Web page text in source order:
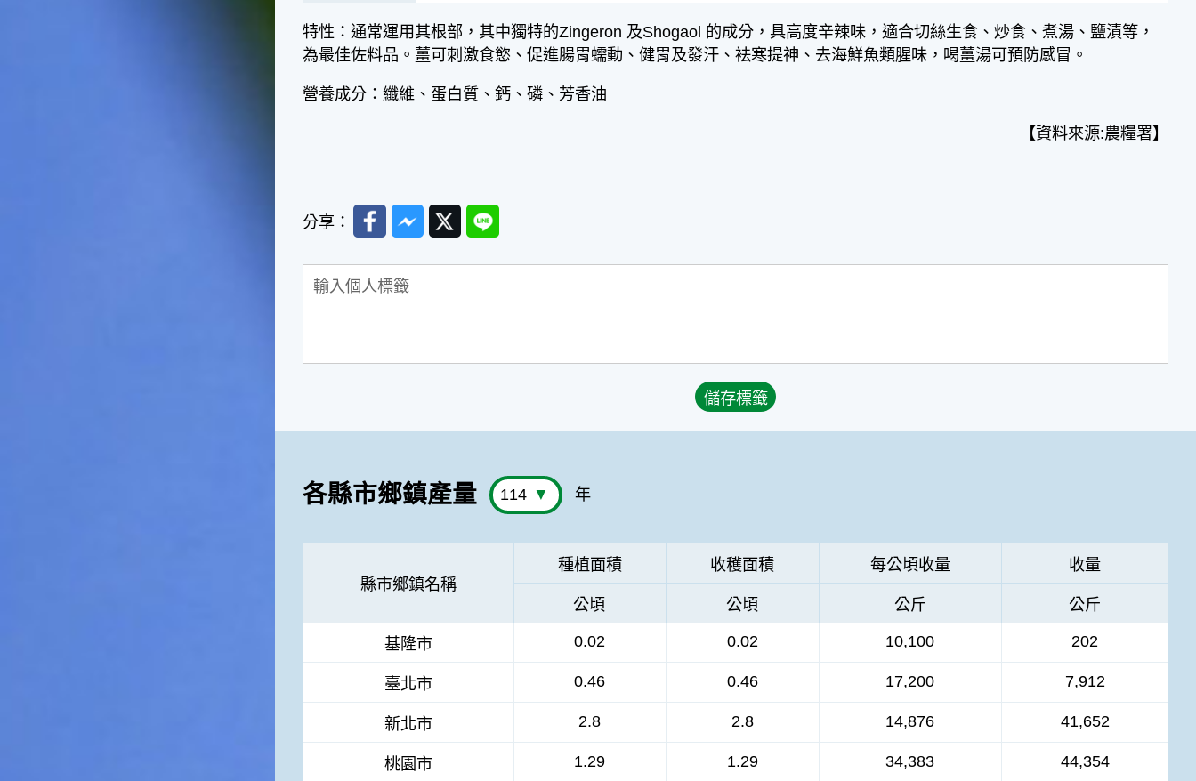
特性：通常運用其根部，其中獨特的Zingeron 及Shogaol 的成分，具高度辛辣味，適合切絲生食、炒食、煮湯、鹽漬等，
為最佳佐料品。薑可刺激食慾、促進腸胃蠕動、健胃及發汗、袪寒提神、去海鮮魚類腥味，喝薑湯可預防感冒。
營養成分：纖維、蛋白質、鈣、磷、芳香油
【資料來源:農糧署】
分享：
FacebookMessenger
TwitterLine
各縣市鄉鎮產量 年
縣市鄉鎮名稱
種植面積 收穫面積 每公頃收量 收量
公頃 公頃 公斤 公斤
基隆市 0.02 0.02 10,100 202
臺北市 0.46 0.46 17,200 7,912
新北市 2.8 2.8 14,876 41,652
桃園市 1.29 1.29 34,383 44,354